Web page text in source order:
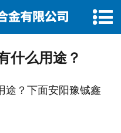
网站首页
什么用途？
途？下面安阳豫铖鑫